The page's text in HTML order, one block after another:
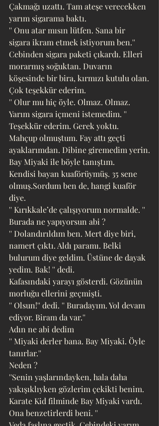
Çakmağı uzattı. Tam ateşe verecekken
yarım sigarama baktı.
'' Onu atar mısın lütfen. Sana bir
sigara ikram etmek istiyorum ben.''
Cebinden sigara paketi çıkardı. Elleri
morarmış soğuktan. Duvarın
köşesinde bir bira, kırmızı kutulu olan.
Çok teşekkür ederim.
'' Olur mu hiç öyle. Olmaz. Olmaz.
Yarım sigara içmeni istemedim. ''
Teşekkür ederim. Gerek yoktu.
Mahçup olmuştum. Fay attı geçti
ayaklarımdan. Dibine giremedim yerin.
Bay Miyaki ile böyle tanıştım.
Kendisi bayan kuaförüymüş. 35 sene
olmuş.Sordum ben de, hangi kuaför
diye.
'' Kırıkkale’de çalışıyorum normalde. ''
Burada ne yapıyorsun abi ?
'' Dolandırıldım ben. Mert diye biri,
namert çıktı. Aldı paramı. Belki
bulurum diye geldim. Üstüne de dayak
yedim. Bak! '' dedi.
Kafasındaki yarayı gösterdi. Gözünün
morluğu ellerini geçmişti.
'' Olsun!'' dedi. '' Buradayım. Yol devam
ediyor. Biram da var.''
Adın ne abi dedim
'' Miyaki derler bana. Bay Miyaki. Öyle
tanırlar.''
Neden ?
''Senin yaşlarındayken, hala daha
yakışıklıyken gözlerim çekikti benim.
Karate Kid filminde Bay Miyaki vardı.
Ona benzetirlerdi beni. ''